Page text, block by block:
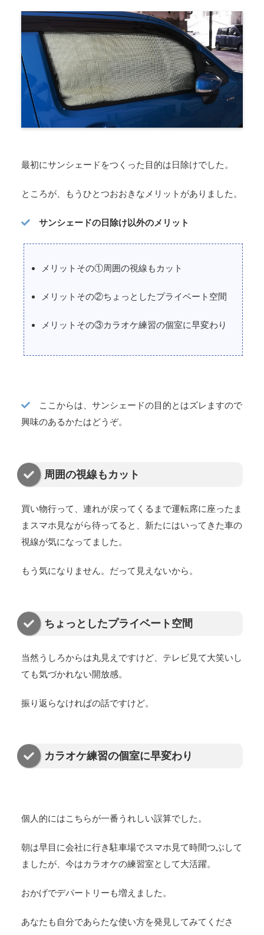
最初にサンシェードをつくった目的は日除けでした。
ところが、もうひとつおおきなメリットがありました。
サンシェードの日除け以外のメリット
メリットその①周囲の視線もカット
メリットその②ちょっとしたプライベート空間
メリットその③カラオケ練習の個室に早変わり
ここからは、サンシェードの目的とはズレますので
興味のあるかたはどうぞ。
周囲の視線もカット
買い物行って、連れが戻ってくるまで運転席に座ったま
まスマホ見ながら待ってると、新たにはいってきた車の
視線が気になってました。
もう気になりません。だって見えないから。
ちょっとしたプライベート空間
当然うしろからは丸見えですけど、テレビ見て大笑いし
ても気づかれない開放感。
振り返らなければの話ですけど。
カラオケ練習の個室に早変わり
個人的にはこちらが一番うれしい誤算でした。
朝は早目に会社に行き駐車場でスマホ見て時間つぶして
ましたが、今はカラオケの練習室として大活躍。
おかげでデパートリーも増えました。
あなたも自分であらたな使い方を発見してみてくださ